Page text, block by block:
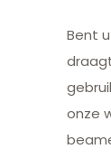
Bent
onze